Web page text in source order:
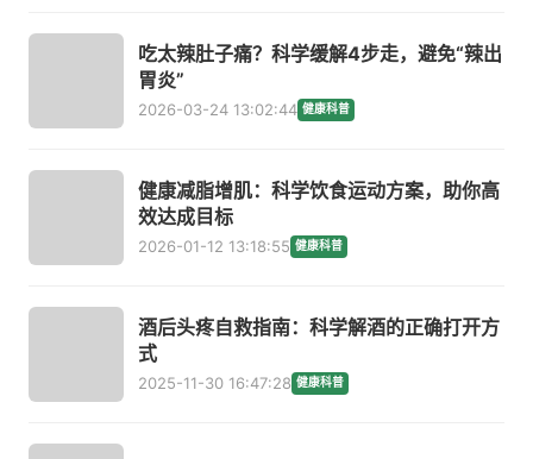
吃太辣肚子痛？科学缓解4步走，避免“辣出
胃炎”
2026-03-24 13:02:44 健康科普
健康减脂增肌：科学饮食运动方案，助你高
效达成目标
2026-01-12 13:18:55 健康科普
酒后头疼自救指南：科学解酒的正确打开方
式
2025-11-30 16:47:28 健康科普